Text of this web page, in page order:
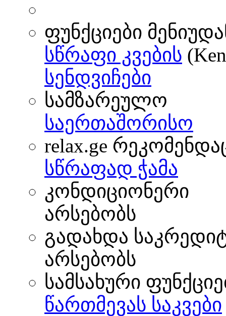
ფუნქციები
სწრაფი კვების
სენდვიჩები
სამზარეულო
საერთაშორისო
relax.ge
სწრაფად ჭამა
კონდიციონერი
არსებობს
გადახდა
არსებობს
სამსახური
წართმევას საკვები